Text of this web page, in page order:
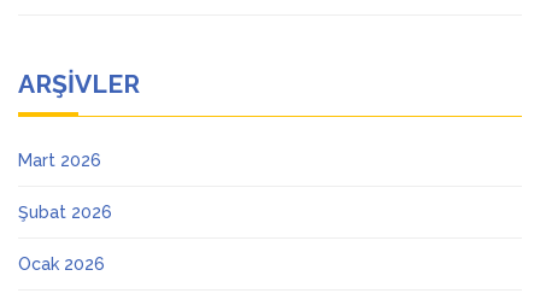
ARŞIVLER
Mart 2026
Şubat 2026
Ocak 2026